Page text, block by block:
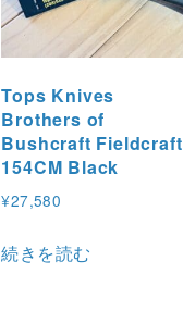
Tops Knives
Brothers of
Bushcraft Fieldcraft
154CM Black
¥27,580
続きを読む